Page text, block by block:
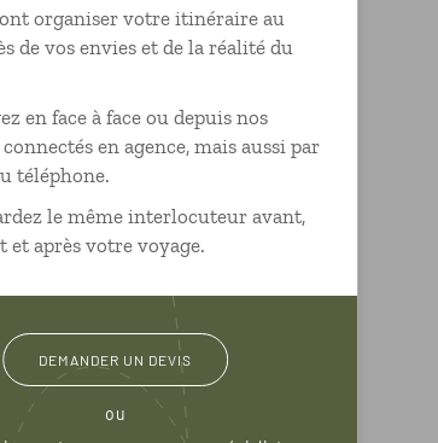
organiser votre itinéraire au
de vos envies et de la réalité du
en face à face ou depuis nos
en agence, mais aussi par
téléphone.
le même interlocuteur avant,
et après votre voyage.
DEMANDER UN DEVIS
ou